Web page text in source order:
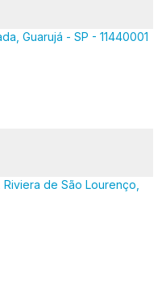
Guarujá - SP - 11440001
de São Lourenço,